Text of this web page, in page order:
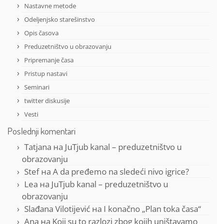
Nastavne metode
Odeljenjsko starešinstvo
Opis časova
Preduzetništvo u obrazovanju
Pripremanje časa
Pristup nastavi
Seminari
twitter diskusije
Vesti
Poslednji komentari
Tatjana на JuTjub kanal – preduzetništvo u
obrazovanju
Stefна A da pređemo na sledeći nivo igrice?
Lea на JuTjub kanal – preduzetništvo u
obrazovanju
Slađana Vilotijević на I konačno „Plan toka časa“
Ana на Koji su to razlozi zbog kojih uništavamo